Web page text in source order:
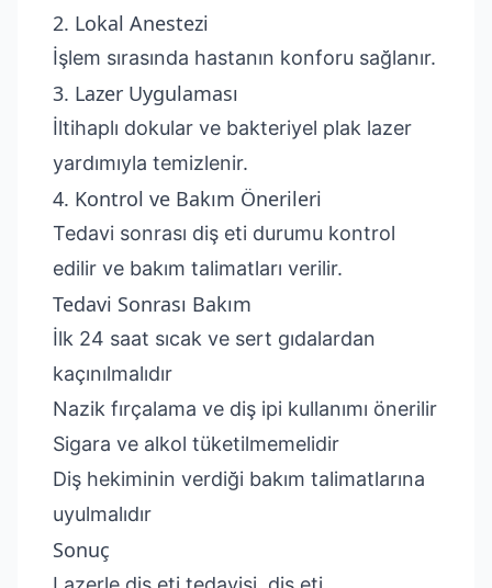
2. Lokal Anestezi
İşlem sırasında hastanın konforu sağlanır.
3. Lazer Uygulaması
İltihaplı dokular ve bakteriyel plak lazer
yardımıyla temizlenir.
4. Kontrol ve Bakım Önerileri
Tedavi sonrası diş eti durumu kontrol
edilir ve bakım talimatları verilir.
Tedavi Sonrası Bakım
İlk 24 saat sıcak ve sert gıdalardan
kaçınılmalıdır
Nazik fırçalama ve diş ipi kullanımı önerilir
Sigara ve alkol tüketilmemelidir
Diş hekiminin verdiği bakım talimatlarına
uyulmalıdır
Sonuç